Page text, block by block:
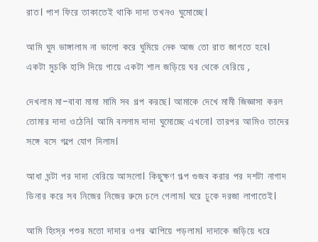
রাত। পাশ ফিরে তাকাতেই থাকি দাদা তখনও ঘুমোচ্ছে।
আমি ঘুম ভাঙ্গালাম না ভালো করে ঘুমিয়ে নেক আজ তো রাত জাগতে হবে।
একটা মুচকি হাসি দিয়ে গায়ে একটা শাল জড়িয়ে ঘর থেকে বেরিয়ে ,
দেখলাম মা-বাবা মামা মামি সব গল্প করছে। আমাকে দেখে মামী জিজ্ঞাসা করল
তোমার দাদা ওঠেনি। আমি বললাম দাদা ঘুমোচ্ছে এখনো। তারপর আমিও তাদের
সঙ্গে বসে গল্পে যোগ দিলাম।
আধা ঘন্টা পর দাদা বেরিয়ে আসলো। কিছুক্ষণ গল্প গুজব করার পর দশটা নাগাদ
ডিনার করে সব নিজের নিজের রুমে চলে গেলাম। ঘরে ঢুকে দরজা লাগাতেই।
আমি হিংস্র পশুর মতো দাদার ওপর ঝাপিয়ে পড়লাম। দাদাকে জড়িয়ে ধরে